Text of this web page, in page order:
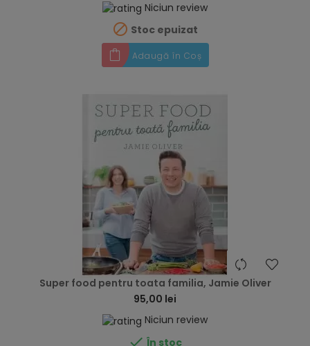
Niciun review
 Stoc epuizat
Adaugă în Coș
Super food pentru toata familia, Jamie Oliver
95,00 lei
Niciun review
 În stoc